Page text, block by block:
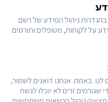
ניהול המידע של רשם
על לקוחות, מטופלים ותורמים
באמת. אנחנו דואגים לשמור,
שגורמים זרים לא יוכלו לגשת